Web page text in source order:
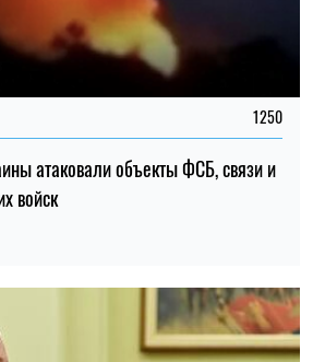
полку – журналистка